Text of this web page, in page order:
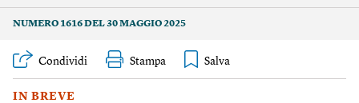
NUMERO 1616 DEL 30 MAGGIO 2025
Condividi Stampa
IN BREVE